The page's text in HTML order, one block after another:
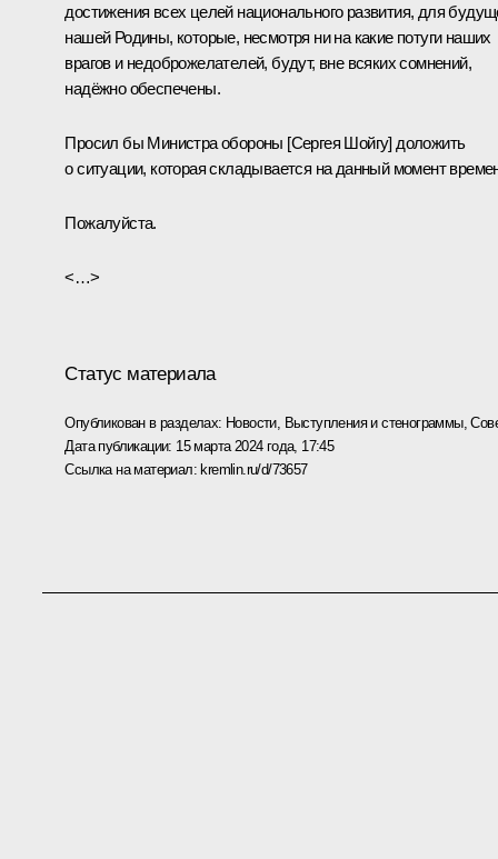
достижения всех целей национального развития, для
нашей Родины, которые, несмотря ни на какие потуги наших
врагов и недоброжелателей, будут, вне всяких сомнений,
надёжно обеспечены.
Просил бы Министра обороны [Сергея Шойгу] доложить
о ситуации, которая складывается на данный момент
Пожалуйста.
<…>
Статус материала
Опубликован в разделах: Новости, Выступления и стенограммы,
Дата публикации: 15 марта 2024 года, 17:45
Ссылка на материал: kremlin.ru/d/73657